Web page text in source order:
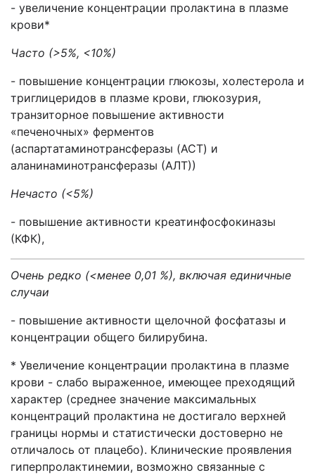
- увеличение концентрации пролактина в плазме
крови*
Часто (>5%, <10%)
- повышение концентрации глюкозы, холестерола и
триглицеридов в плазме крови, глюкозурия,
транзиторное повышение активности
«печеночных» ферментов
(аспартатаминотрансферазы (ACT) и
аланинаминотрансферазы (АЛТ))
Нечасто (<5%)
- повышение активности креатинфосфокиназы
(КФК),
Очень редко (<менее 0,01 %), включая единичные
случаи
- повышение активности щелочной фосфатазы и
концентрации общего билирубина.
* Увеличение концентрации пролактина в плазме
крови - слабо выраженное, имеющее преходящий
характер (среднее значение максимальных
концентраций пролактина не достигало верхней
границы нормы и статистически достоверно не
отличалось от плацебо). Клинические проявления
гиперпролактинемии, возможно связанные с